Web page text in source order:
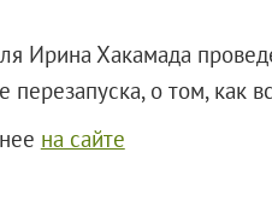
Ирина Хакамада
перезапуска, о том, как
на сайте